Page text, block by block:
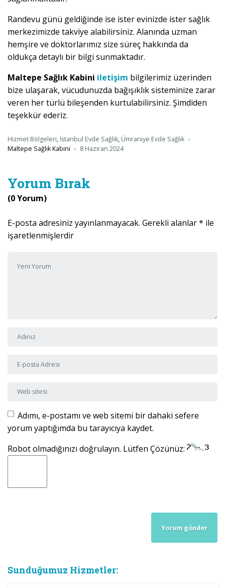
Randevu günü geldiğinde ise ister evinizde ister sağlık
merkezimizde takviye alabilirsiniz. Alanında uzman
hemşire ve doktorlarımız size süreç hakkında da
oldukça detaylı bir bilgi sunmaktadır.
Maltepe Sağlık Kabini iletişim bilgilerimiz üzerinden
bize ulaşarak, vücudunuzda bağışıklık sisteminize zarar
veren her türlü bileşenden kurtulabilirsiniz. Şimdiden
teşekkür ederiz.
Hizmet Bölgeleri, İstanbul Evde Sağlık, Ümraniye Evde Sağlık
Maltepe Sağlık Kabini
8 Haziran 2024
Yorum Bırak
(0 Yorum)
E-posta adresiniz yayınlanmayacak. Gerekli alanlar* ile
işaretlenmişlerdir
Adı ve Soyadı
E-posta Adresi
Web sitesi
Adımı, e-postamı ve web sitemi bir dahaki sefere
yorum yaptığımda bu tarayıcıya kaydet.
Robot olmadığınızı doğrulayın. Lütfen Çözünüz:
Sunduğumuz Hizmetler: